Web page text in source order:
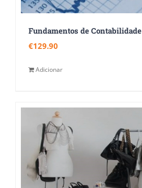
Fundamentos de Contabilidade
€129.90
Adicionar